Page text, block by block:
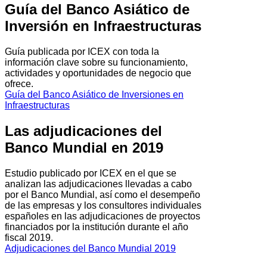
Guía del Banco Asiático de
Inversión en Infraestructuras
Guía publicada por ICEX con toda la
información clave sobre su funcionamiento,
actividades y oportunidades de negocio que
ofrece.
Guía del Banco Asiático de Inversiones en
Infraestructuras
Las adjudicaciones del
Banco Mundial en 2019
Estudio publicado por ICEX en el que se
analizan las adjudicaciones llevadas a cabo
por el Banco Mundial, así como el desempeño
de las empresas y los consultores individuales
españoles en las adjudicaciones de proyectos
financiados por la institución durante el año
fiscal 2019.
Adjudicaciones del Banco Mundial 2019